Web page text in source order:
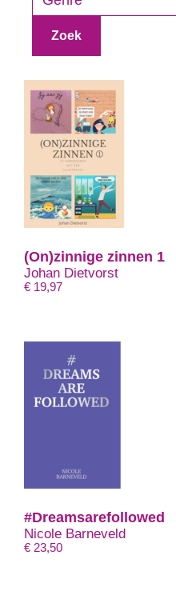
Zoek
(On)zinnige zinnen 1
Johan Dietvorst
€ 19,97
#Dreamsarefollowed
Nicole Barneveld
€ 23,50